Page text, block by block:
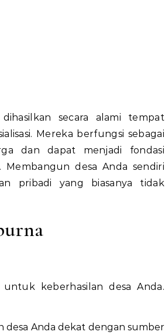
secara alami tempat
Mereka berfungsi sebagai
dan dapat menjadi fondasi
desa Anda sendiri
pribadi yang biasanya tidak
keberhasilan desa Anda.
desa Anda dekat dengan sumber